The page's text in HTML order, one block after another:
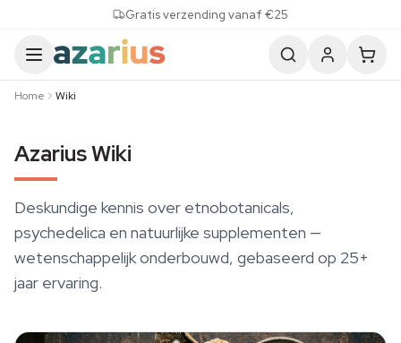
Gratis verzending vanaf €25
Home Wiki
Azarius Wiki
Deskundige kennis over etnobotanicals,
psychedelica en natuurlijke supplementen —
wetenschappelijk onderbouwd, gebaseerd op 25+
jaar ervaring.